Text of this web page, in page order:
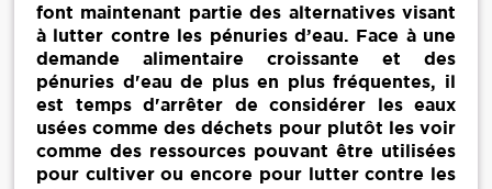
font maintenant partie des alternatives visant
à lutter contre les pénuries d’eau. Face à une
demande alimentaire croissante et des
pénuries d'eau de plus en plus fréquentes, il
est temps d'arrêter de considérer les eaux
usées comme des déchets pour plutôt les voir
comme des ressources pouvant être utilisées
pour cultiver ou encore pour lutter contre les